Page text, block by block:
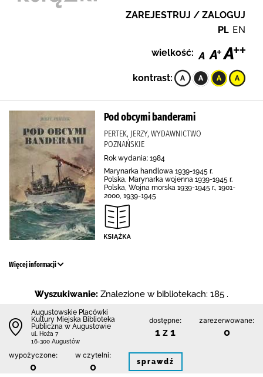
ZAREJESTRUJ / ZALOGUJ
PL EN
wielkość:
kontrast:
Pod obcymi banderami
PERTEK, JERZY, WYDAWNICTWO
POZNAŃSKIE
Rok wydania: 1984
Marynarka handlowa 1939-1945 r.
Polska, Marynarka wojenna 1939-1945 r.
Polska, Wojna morska 1939-1945 r., 1901-
2000, 1939-1945
Więcej informacji
Wyszukiwanie: Znalezione w bibliotekach: 185 .
Augustowskie Placówki
Kultury Miejska Biblioteka
Publiczna w Augustowie
ul. Hoża 7
16-300 Augustów
dostępne:
1 z 1
zarezerwowane:
0
wypożyczone:
0
w czytelni:
0 sprawdź